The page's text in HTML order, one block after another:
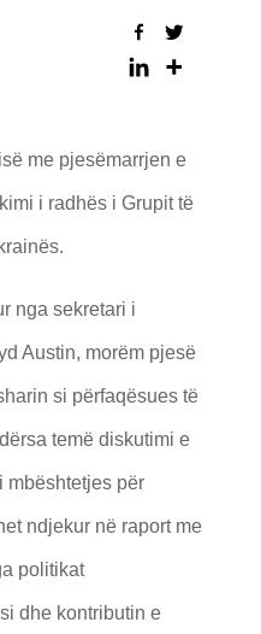
me pjesëmarrjen e
i radhës i Grupit të
nga sekretari i
Austin, morëm pjesë
si përfaqësues të
temë diskutimi e
mbështetjes për
ndjekur në raport me
politikat
dhe kontributin e